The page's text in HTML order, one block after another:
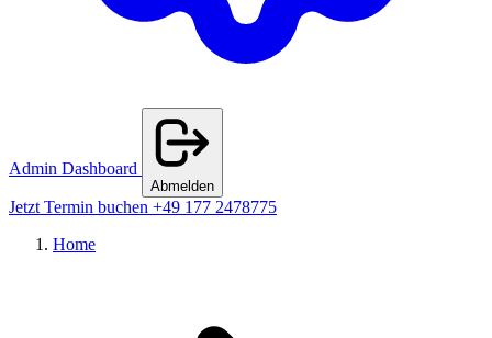
Admin Dashboard
Abmelden
Jetzt Termin buchen +49 177 2478775
Home